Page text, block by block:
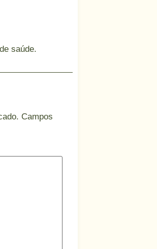
saúde.
Campos